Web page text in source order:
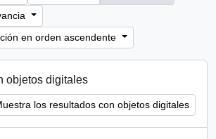
en orden ascendente
objetos digitales
los resultados con objetos digitales